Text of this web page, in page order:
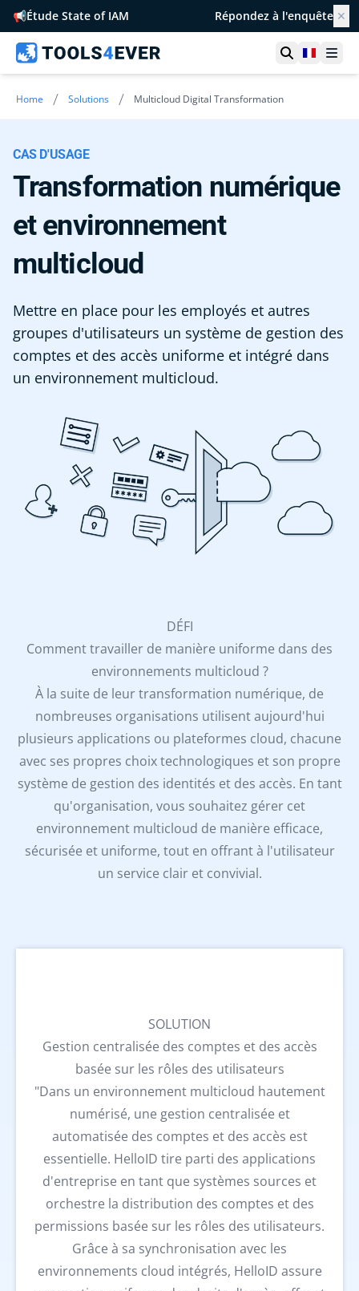
📢Étude State of IAM Répondez à l'enquête ✕
Ouvrir la
France
Home / Solutions / Multicloud Digital Transformation
CAS D'USAGE
Transformation numérique
et environnement
multicloud
Mettre en place pour les employés et autres
groupes d'utilisateurs un système de gestion des
comptes et des accès uniforme et intégré dans
un environnement multicloud.
DÉFI
Comment travailler de manière uniforme dans des
environnements multicloud ?
À la suite de leur transformation numérique, de
nombreuses organisations utilisent aujourd'hui
plusieurs applications ou plateformes cloud, chacune
avec ses propres choix technologiques et son propre
système de gestion des identités et des accès. En tant
qu'organisation, vous souhaitez gérer cet
environnement multicloud de manière efficace,
sécurisée et uniforme, tout en offrant à l'utilisateur
un service clair et convivial.
SOLUTION
Gestion centralisée des comptes et des accès
basée sur les rôles des utilisateurs
"Dans un environnement multicloud hautement
numérisé, une gestion centralisée et
automatisée des comptes et des accès est
essentielle. HelloID tire parti des applications
d'entreprise en tant que systèmes sources et
orchestre la distribution des comptes et des
permissions basée sur les rôles des utilisateurs.
Grâce à sa synchronisation avec les
environnements cloud intégrés, HelloID assure